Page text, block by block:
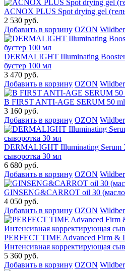
ACNOX PLUS Spot drying gel
2 530 руб.
Добавить в корзину OZON
DERMALIGHT Illuminating
бустер 100 мл
3 470 руб.
Добавить в корзину OZON
B FIRST ANTI-AGE SERUM 50
3 160 руб.
Добавить в корзину OZON
DERMALIGHT Illuminating Serum
сыворотка 30 мл
6 680 руб.
Добавить в корзину OZON
GINSENG&CARROT oil 30
4 050 руб.
Добавить в корзину OZON
PERFECT TIME Advanced Firm &
Интенсивная корректирующая
5 360 руб.
Добавить в корзину OZON